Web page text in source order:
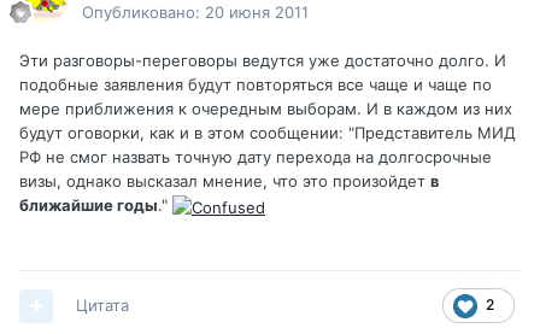
Опубликовано: 20 июня 2011
Эти разговоры-переговоры ведутся уже достаточно долго. И
подобные заявления будут повторяться все чаще и чаще по
мере приближения к очередным выборам. И в каждом из них
будут оговорки, как и в этом сообщении: "Представитель МИД
РФ не смог назвать точную дату перехода на долгосрочные
визы, однако высказал мнение, что это произойдет в
ближайшие годы."
2
Цитата